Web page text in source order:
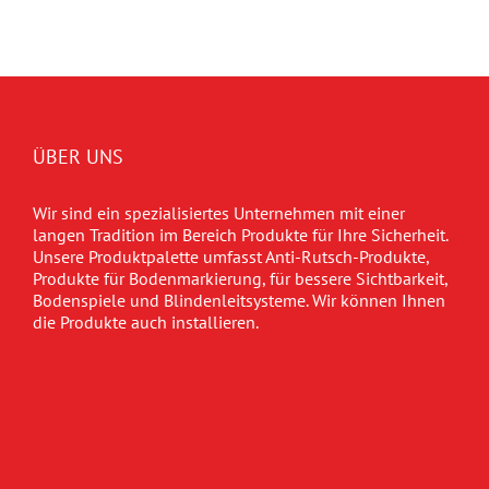
ÜBER UNS
Wir sind ein spezialisiertes Unternehmen mit einer
langen Tradition im Bereich Produkte für Ihre Sicherheit.
Unsere Produktpalette umfasst Anti-Rutsch-Produkte,
Produkte für Bodenmarkierung, für bessere Sichtbarkeit,
Bodenspiele und Blindenleitsysteme. Wir können Ihnen
die Produkte auch installieren.